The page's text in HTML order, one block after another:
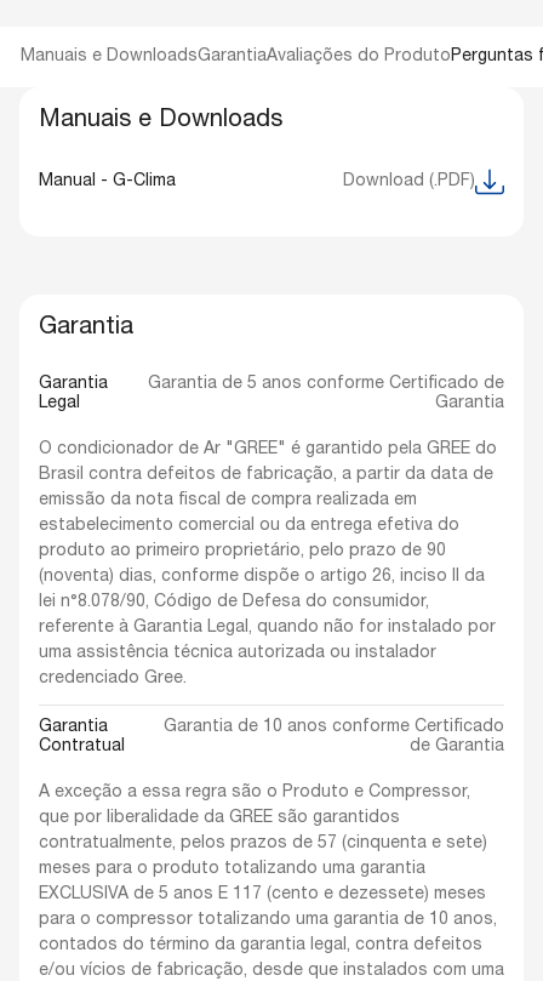
Manuais e DownloadsGarantiaAvaliações do Produto Perguntas
Manuais e Downloads
Manual - G-Clima Download (.PDF)
Garantia
Garantia
Legal
Garantia de 5 anos conforme Certificado de
Garantia
O condicionador de Ar "GREE" é garantido pela GREE do
Brasil contra defeitos de fabricação, a partir da data de
emissão da nota fiscal de compra realizada em
estabelecimento comercial ou da entrega efetiva do
produto ao primeiro proprietário, pelo prazo de 90
(noventa) dias, conforme dispõe o artigo 26, inciso II da
lei n°8.078/90, Código de Defesa do consumidor,
referente à Garantia Legal, quando não for instalado por
uma assistência técnica autorizada ou instalador
credenciado Gree.
Garantia
Contratual
Garantia de 10 anos conforme Certificado
de Garantia
A exceção a essa regra são o Produto e Compressor,
que por liberalidade da GREE são garantidos
contratualmente, pelos prazos de 57 (cinquenta e sete)
meses para o produto totalizando uma garantia
EXCLUSIVA de 5 anos E 117 (cento e dezessete) meses
para o compressor totalizando uma garantia de 10 anos,
contados do término da garantia legal, contra defeitos
e/ou vícios de fabricação, desde que instalados com uma